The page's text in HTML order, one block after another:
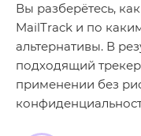
Вы разберётесь,
MailTrack и по
альтернативы. В
подходящий
применении без